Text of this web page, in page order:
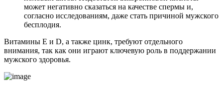
может негативно сказаться на качестве спермы и,
согласно исследованиям, даже стать причиной мужского
бесплодия.
Витамины Е и D, а также цинк, требуют отдельного
внимания, так как они играют ключевую роль в поддержании
мужского здоровья.